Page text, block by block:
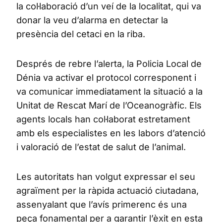
la col·laboració d’un veí de la localitat, qui va
donar la veu d’alarma en detectar la
presència del cetaci en la riba.
Després de rebre l’alerta, la Policia Local de
Dénia va activar el protocol corresponent i
va comunicar immediatament la situació a la
Unitat de Rescat Marí de l’Oceanogràfic. Els
agents locals han col·laborat estretament
amb els especialistes en les labors d’atenció
i valoració de l’estat de salut de l’animal.
Les autoritats han volgut expressar el seu
agraïment per la ràpida actuació ciutadana,
assenyalant que l’avís primerenc és una
peça fonamental per a garantir l’èxit en esta